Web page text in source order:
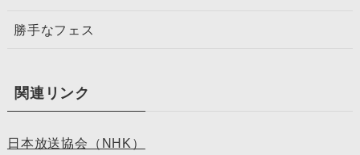
勝手なフェス
関連リンク
日本放送協会（NHK）